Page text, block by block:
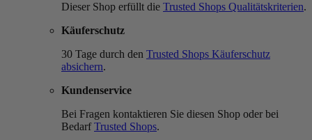
Dieser Shop erfüllt die Trusted Shops Qualitätskriterien.
Käuferschutz
30 Tage durch den Trusted Shops Käuferschutz
absichern.
Kundenservice
Bei Fragen kontaktieren Sie diesen Shop oder bei
BedarfTrusted Shops.